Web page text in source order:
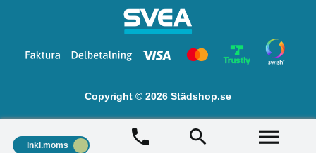
Copyright © 2026 Städshop.se
Inkl.moms